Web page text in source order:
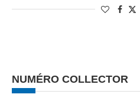
NUMÉRO COLLECTOR